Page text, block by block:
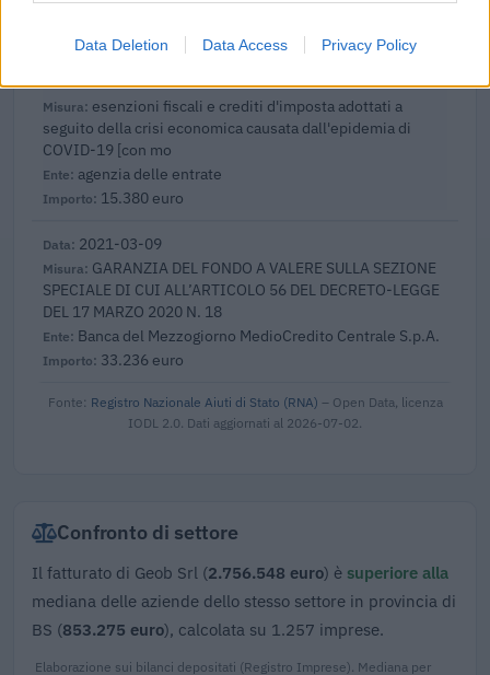
Data Deletion Data Access Privacy Policy
6.972 euro
2022-04-11
esenzioni fiscali e crediti d'imposta adottati a
seguito della crisi economica causata dall'epidemia di
COVID-19 [con mo
agenzia delle entrate
15.380 euro
2021-03-09
GARANZIA DEL FONDO A VALERE SULLA SEZIONE
SPECIALE DI CUI ALL’ARTICOLO 56 DEL DECRETO-LEGGE
DEL 17 MARZO 2020 N. 18
Banca del Mezzogiorno MedioCredito Centrale S.p.A.
33.236 euro
Fonte: Registro Nazionale Aiuti di Stato (RNA) – Open Data, licenza
IODL 2.0. Dati aggiornati al 2026-07-02.
Confronto di settore
Il fatturato di Geob Srl (2.756.548 euro) è superiore alla
mediana delle aziende dello stesso settore in provincia di
BS (853.275 euro), calcolata su 1.257 imprese.
Elaborazione sui bilanci depositati (Registro Imprese). Mediana per